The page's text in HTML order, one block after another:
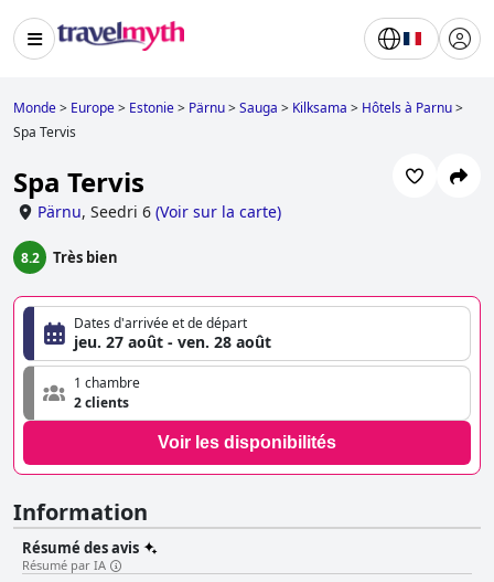
Monde> Europe> Estonie> Pärnu>Sauga > Kilksama > Hôtels à Parnu>
Spa Tervis
Spa Tervis
Pärnu, Seedri 6 (Voir sur la carte)
8.2 Très bien
Dates d'arrivée et de départ
jeu. 27 août - ven. 28 août
1 chambre
2 clients
Voir les disponibilités
Information
Résumé des avis
Résumé par IA